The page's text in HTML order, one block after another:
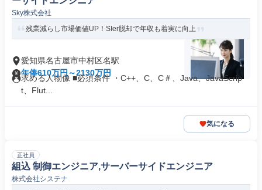
Sky株式会社
残業減らし市場価値UP！SIer脱却で年収も着実に向上
愛知県名古屋市中村区名駅
年俸610万円～2130万円
求める人物像 ■必須条件 ・C++、C、C＃、Java、JavaScrip
t、Flut...
気になる
正社員
組込 制御エンジニア,サーバーサイドエンジニア
株式会社システナ